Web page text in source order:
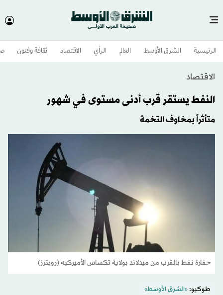
الرئيسية الشرق الأوسط​ العالم الرأي الاقتصاد ثقافة وفنون
الاقتصاد
النفط يستقر قرب أدنى مستوى في شهور
متأثراً بمخاوف التخمة
حفارة نفط بالقرب من ميدلاند بولاية تكساس الأميركية (رويترز)
طوكيو:«الشرق الأوسط»